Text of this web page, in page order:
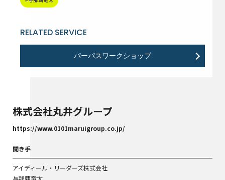
RELATED SERVICE
パーパスワークショップ
株式会社丸井グループ
https://www.0101maruigroup.co.jp/
聞き手
アイディール・リーダーズ株式会社
与那覇竜太